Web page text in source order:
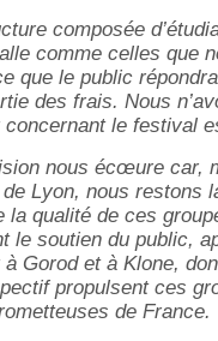
composée
comme celles que
que le public
des frais. Nous
le festival
nous écœure car,
Lyon, nous restons
la qualité de ces
le soutien du public,
Gorod et à Klone,
propulsent ces
de France.